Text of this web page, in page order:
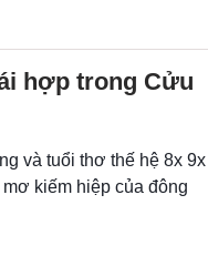
hợp trong Cửu
và tuổi thơ thế hệ 8x 9x
kiếm hiệp của đông